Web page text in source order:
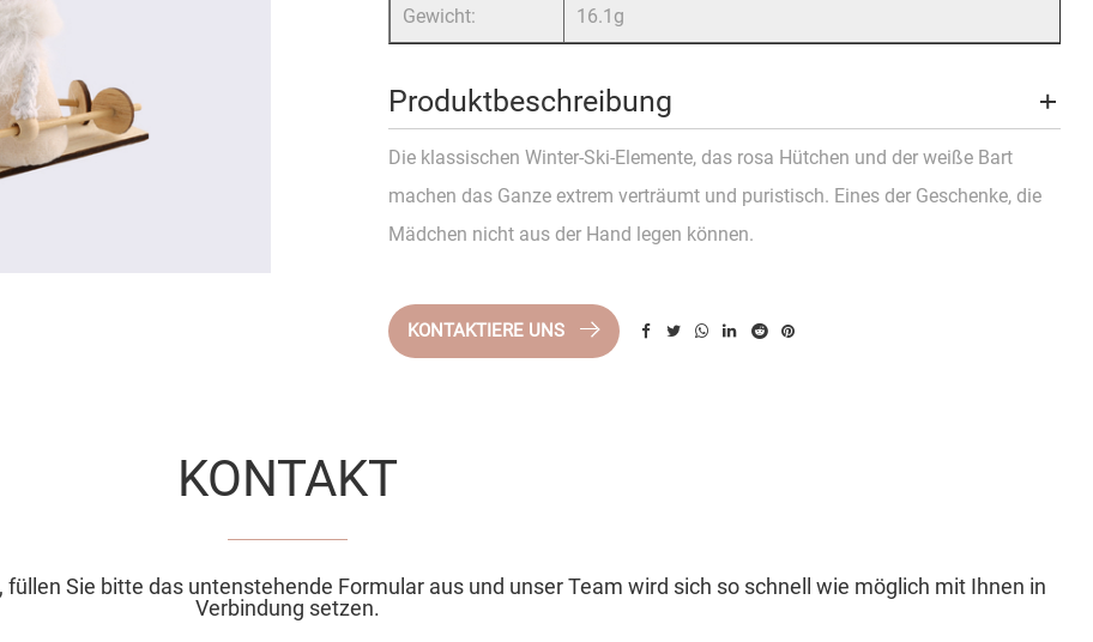
Gewicht: 16.1g
Produktbeschreibung
Die klassischen Winter-Ski-Elemente, das rosa Hütchen und der weiße Bart
machen das Ganze extrem verträumt und puristisch. Eines der Geschenke, die
Mädchen nicht aus der Hand legen können.
KONTAKTIERE UNS
KONTAKT
Sie bitte das untenstehende Formular aus und unser Team wird sich so schnell wie möglich mit Ihnen in
Verbindung setzen.